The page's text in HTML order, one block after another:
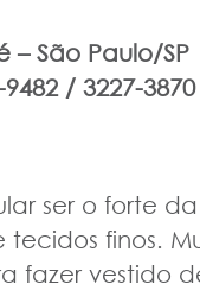
– São Paulo/SP
/ 3227-3870
ser o forte
tecidos finos.
fazer vestido